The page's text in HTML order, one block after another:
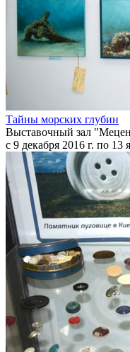
Тайны морских глубин
Выставочный зал
с 9 декабря 2016 г. по 13